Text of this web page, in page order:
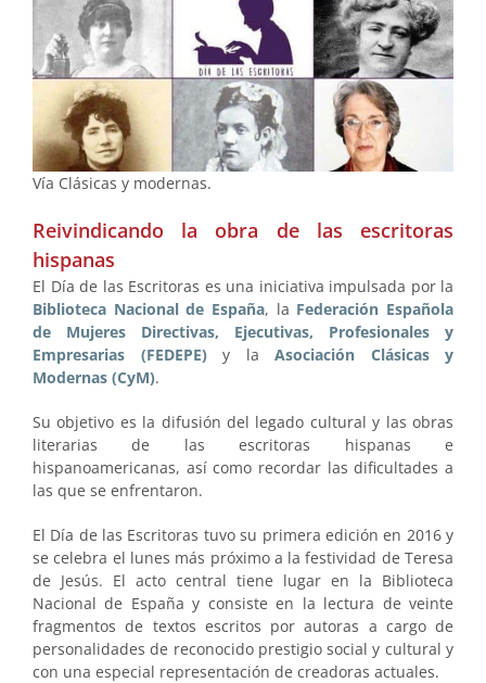
Vía Clásicas y modernas.
Reivindicando la obra de las escritoras
hispanas
El Día de las Escritoras es una iniciativa impulsada por la
Biblioteca Nacional de España, la Federación Española
de Mujeres Directivas, Ejecutivas, Profesionales y
Empresarias (FEDEPE) y la Asociación Clásicas y
Modernas (CyM).
Su objetivo es la difusión del legado cultural y las obras
literarias de las escritoras hispanas e
hispanoamericanas, así como recordar las dificultades a
las que se enfrentaron.
El Día de las Escritoras tuvo su primera edición en 2016 y
se celebra el lunes más próximo a la festividad de Teresa
de Jesús. El acto central tiene lugar en la Biblioteca
Nacional de España y consiste en la lectura de veinte
fragmentos de textos escritos por autoras a cargo de
personalidades de reconocido prestigio social y cultural y
con una especial representación de creadoras actuales.